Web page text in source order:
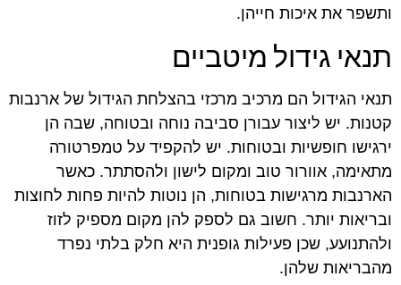
ותשפר את איכות חייהן.
תנאי גידול מיטביים
תנאי הגידול הם מרכיב מרכזי בהצלחת הגידול של ארנבות
קטנות. יש ליצור עבורן סביבה נוחה ובטוחה, שבה הן
ירגישו חופשיות ובטוחות. יש להקפיד על טמפרטורה
מתאימה, אוורור טוב ומקום לישון ולהסתתר. כאשר
הארנבות מרגישות בטוחות, הן נוטות להיות פחות לחוצות
ובריאות יותר. חשוב גם לספק להן מקום מספיק לזוז
ולהתנועע, שכן פעילות גופנית היא חלק בלתי נפרד
מהבריאות שלהן.